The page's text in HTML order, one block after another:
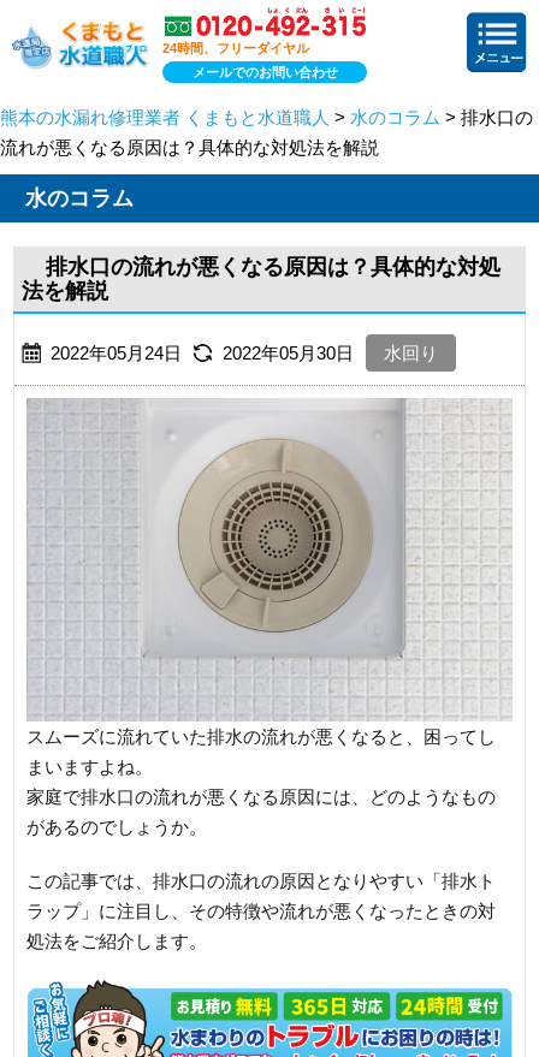
24時間、フリーダイヤル
メールでのお問い合わせ
熊本の水漏れ修理業者 くまもと水道職人 > 水のコラム > 排水口の
流れが悪くなる原因は？具体的な対処法を解説
水のコラム
排水口の流れが悪くなる原因は？具体的な対処
法を解説
2022年05月24日 2022年05月30日 水回り
スムーズに流れていた排水の流れが悪くなると、困ってし
まいますよね。
家庭で排水口の流れが悪くなる原因には、どのようなもの
があるのでしょうか。
この記事では、排水口の流れの原因となりやすい「排水ト
ラップ」に注目し、その特徴や流れが悪くなったときの対
処法をご紹介します。